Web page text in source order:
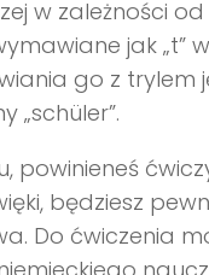
w zależności
jak „t”
go z trylem
„schüler”.
będziesz
Do ćwiczenia